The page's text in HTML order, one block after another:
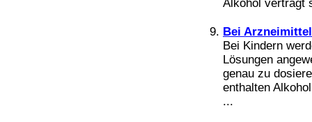
Alkohol verträgt
Bei
Bei Kindern
Lösungen
genau zu
enthalten
...